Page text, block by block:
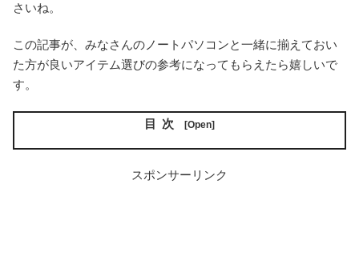
さいね。
この記事が、みなさんのノートパソコンと一緒に揃えておい
た方が良いアイテム選びの参考になってもらえたら嬉しいで
す。
目次
スポンサーリンク